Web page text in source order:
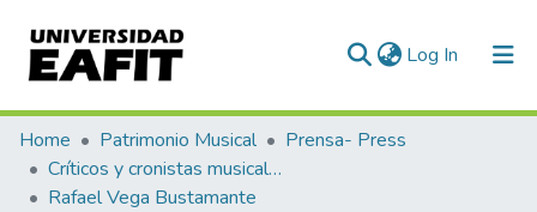
Log In (current)
Communities & Collections
All of DSpace
Home Patrimonio Musical
Prensa- Press
Críticos y cronistas musicales
Rafael Vega Bustamante